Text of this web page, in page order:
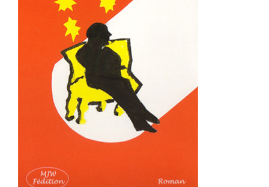
La télé c’est vous !